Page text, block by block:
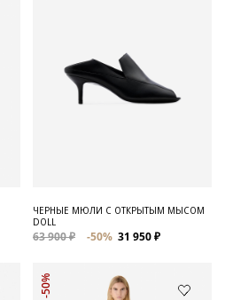
Распродажа
Для нее
ЧЕРНЫЕ МЮЛИ С ОТКРЫТЫМ МЫСОМ
DOLL
63 900 ₽ -50% 31 950 ₽
-50%